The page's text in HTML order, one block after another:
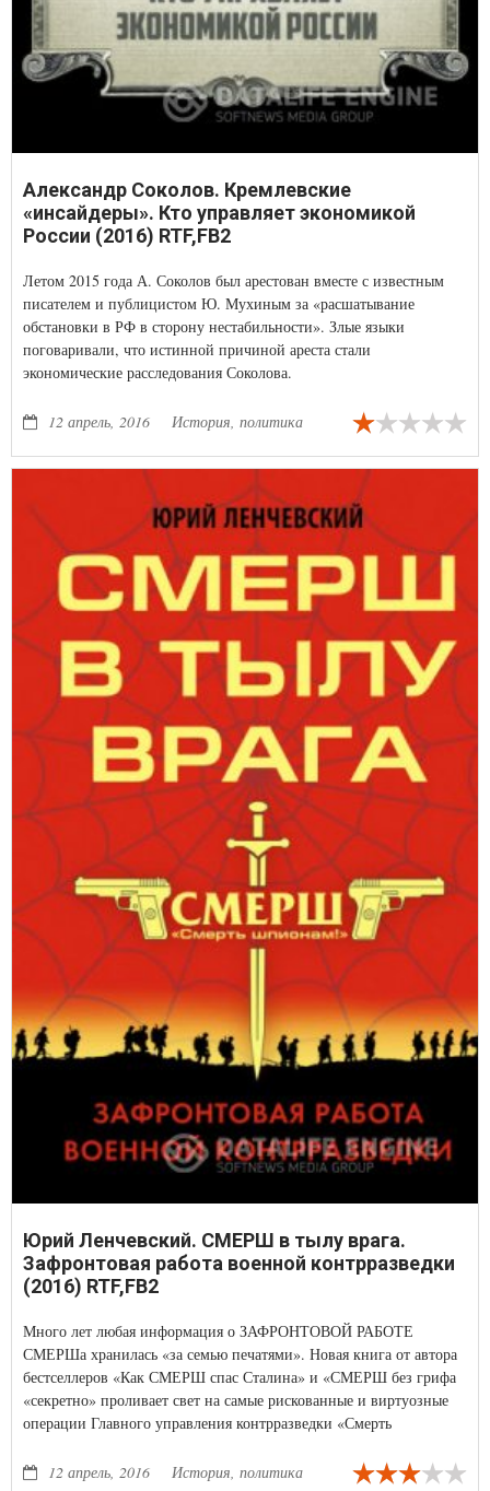
Александр Соколов. Кремлевские
«инсайдеры». Кто управляет экономикой
России (2016) RTF,FB2
Летом 2015 года А. Соколов был арестован вместе с известным
писателем и публицистом Ю. Мухиным за «расшатывание
обстановки в РФ в сторону нестабильности». Злые языки
поговаривали, что истинной причиной ареста стали
экономические расследования Соколова.
12 апрель, 2016 История, политика
Юрий Ленчевский. СМЕРШ в тылу врага.
Зафронтовая работа военной контрразведки
(2016) RTF,FB2
Много лет любая информация о ЗАФРОНТОВОЙ РАБОТЕ
СМЕРШа хранилась «за семью печатями». Новая книга от автора
бестселлеров «Как СМЕРШ спас Сталина» и «СМЕРШ без грифа
«секретно» проливает свет на самые рискованные и виртуозные
операции Главного управления контрразведки «Смерть
12 апрель, 2016
История, политика